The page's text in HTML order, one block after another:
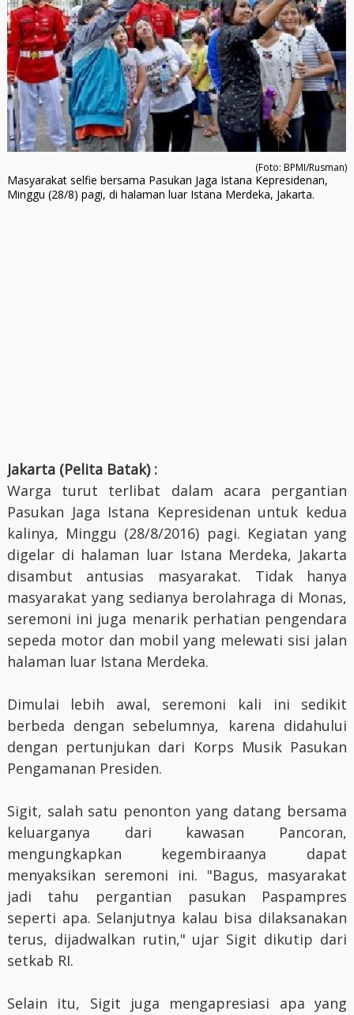
(Foto: BPMI/Rusman)
Masyarakat selfie bersama Pasukan Jaga Istana Kepresidenan,
Minggu (28/8) pagi, di halaman luar Istana Merdeka, Jakarta.
Jakarta (Pelita Batak) :
Warga turut terlibat dalam acara pergantian
Pasukan Jaga Istana Kepresidenan untuk kedua
kalinya, Minggu (28/8/2016) pagi. Kegiatan yang
digelar di halaman luar Istana Merdeka, Jakarta
disambut antusias masyarakat. Tidak hanya
masyarakat yang sedianya berolahraga di Monas,
seremoni ini juga menarik perhatian pengendara
sepeda motor dan mobil yang melewati sisi jalan
halaman luar Istana Merdeka.
Dimulai lebih awal, seremoni kali ini sedikit
berbeda dengan sebelumnya, karena didahului
dengan pertunjukan dari Korps Musik Pasukan
Pengamanan Presiden.
Sigit, salah satu penonton yang datang bersama
keluarganya dari kawasan Pancoran,
mengungkapkan kegembiraanya dapat
menyaksikan seremoni ini. "Bagus, masyarakat
jadi tahu pergantian pasukan Paspampres
seperti apa. Selanjutnya kalau bisa dilaksanakan
terus, dijadwalkan rutin," ujar Sigit dikutip dari
setkab RI.
Selain itu, Sigit juga mengapresiasi apa yang